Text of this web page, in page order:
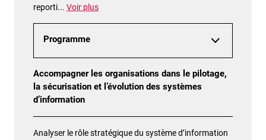
reporti... Voir plus
Programme
Accompagner les organisations dans le pilotage,
la sécurisation et l’évolution des systèmes
d’information
Analyser le rôle stratégique du système d’information